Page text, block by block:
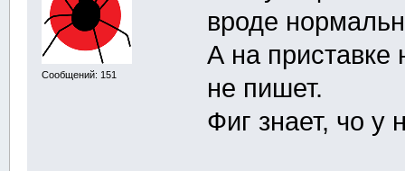
Сообщений: 151
вроде
А на приставке
не пишет.
Фиг знает, чо у